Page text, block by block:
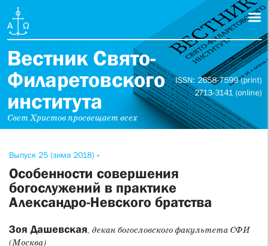
Вестник Свято-
Филаретовского
института
Свет Христов просвещает всех
ISSN: 2658-7599 (print)
2713-3141 (online)
Выпуск 25 (зима 2018) »
Особенности совершения
богослужений в практике
Александро-Невского братства
Зоя Дашевская, декан богословского факультета СФИ
(Москва)